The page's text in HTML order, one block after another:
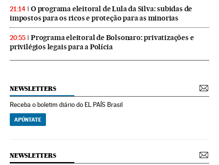
21:14
O programa eleitoral de Lula da Silva: subidas de
impostos para os ricos e proteção para as minorias
20:55
Programa eleitoral de Bolsonaro: privatizações e
privilégios legais para a Polícia
NEWSLETTERS
Receba o boletim diário do EL PAÍS Brasil
APÚNTATE
NEWSLETTERS